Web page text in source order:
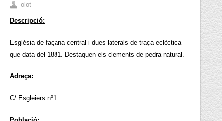
olot
Descripció:
Església de façana central i dues laterals de traça eclèctica
que data del 1881. Destaquen els elements de pedra natural.
Adreça:
C/ Esgleiers nº1